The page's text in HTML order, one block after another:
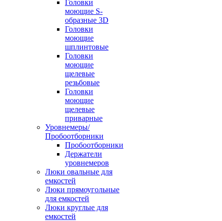
Головки
моющие S-
образные 3D
Головки
моющие
шплинтовые
Головки
моющие
щелевые
резьбовые
Головки
моющие
щелевые
приварные
Уровнемеры/
Пробоотборники
Пробоотборники
Держатели
уровнемеров
Люки овальные для
емкостей
Люки прямоугольные
для емкостей
Люки круглые для
емкостей